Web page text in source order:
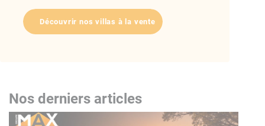
Découvrir nos villas à la vente
Nos derniers articles